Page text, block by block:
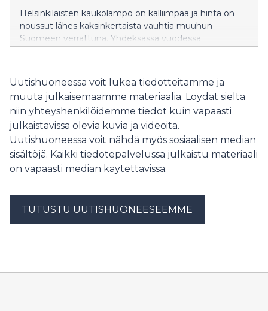
Helsinkiläisten kaukolämpö on kalliimpaa ja hinta on
noussut lähes kaksinkertaista vauhtia muuhun
Suomeen verrattuna. Yhdeksässä vuodessa
enemmän kuin muualla Suomessa keskimäärin.
Uutishuoneessa voit lukea tiedotteitamme ja
muuta julkaisemaamme materiaalia. Löydät sieltä
niin yhteyshenkilöidemme tiedot kuin vapaasti
julkaistavissa olevia kuvia ja videoita.
Uutishuoneessa voit nähdä myös sosiaalisen median
sisältöjä. Kaikki tiedotepalvelussa julkaistu materiaali
on vapaasti median käytettävissä.
TUTUSTU UUTISHUONEESEEMME